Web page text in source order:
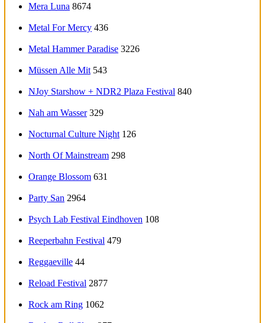
Mera Luna 8674
Metal For Mercy 436
Metal Hammer Paradise 3226
Müssen Alle Mit 543
NJoy Starshow + NDR2 Plaza Festival 840
Nah am Wasser 329
Nocturnal Culture Night 126
North Of Mainstream 298
Orange Blossom 631
Party San 2964
Psych Lab Festival Eindhoven 108
Reeperbahn Festival 479
Reggaeville 44
Reload Festival 2877
Rock am Ring 1062